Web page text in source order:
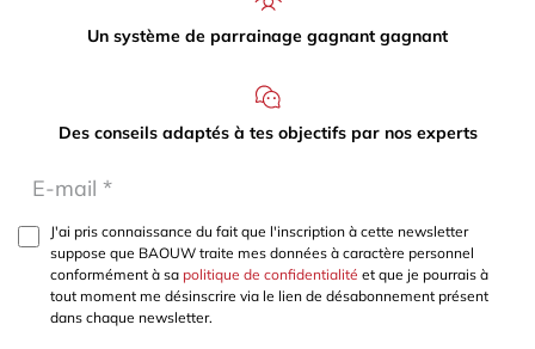
Un système de parrainage gagnant gagnant
Des conseils adaptés à tes objectifs par nos experts
J'ai pris connaissance du fait que l'inscription à cette newsletter
suppose que BAOUW traite mes données à caractère personnel
conformément à sa politique de confidentialité et que je pourrais à
tout moment me désinscrire via le lien de désabonnement présent
dans chaque newsletter.